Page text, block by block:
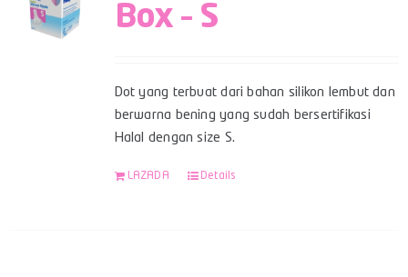
Box – S
Dot yang terbuat dari bahan silikon lembut dan
berwarna bening yang sudah bersertifikasi
Halal dengan size S.
LAZADA Details